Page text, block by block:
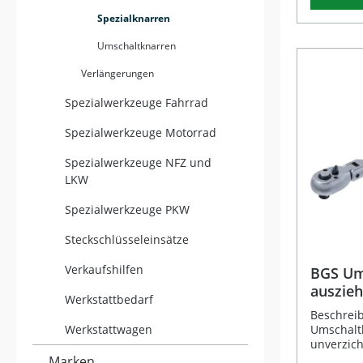
Spezialknarren
Umschaltknarren
Verlängerungen
Spezialwerkzeuge Fahrrad
Spezialwerkzeuge Motorrad
Spezialwerkzeuge NFZ und
LKW
Spezialwerkzeuge PKW
Steckschlüsseleinsätze
Verkaufshilfen
Werkstattbedarf
Werkstattwagen
können
sicher
hohen
festen
einen
Arbeiten Ergonomischer 2-
Robuster
matter,
BGS
Zoll